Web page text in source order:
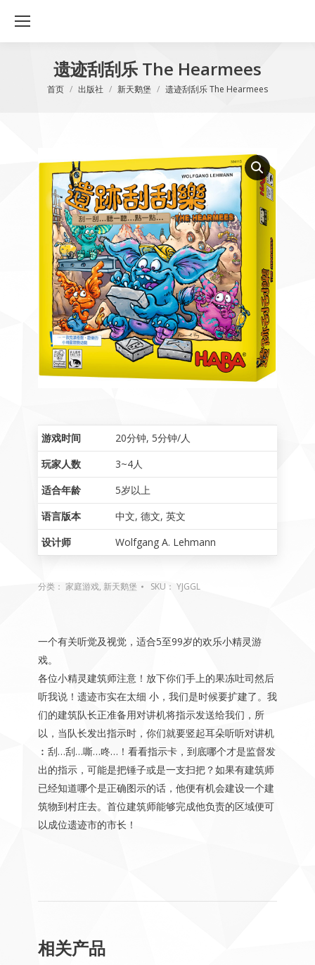
遗迹刮刮乐 The Hearmees
您在这里：
首页 出版社 新天鹅堡 遗迹刮刮乐 The Hearmees
游戏时间 20分钟, 5分钟/人
玩家人数
3~4人
适合年龄
5岁以上
语言版本
中文, 德文, 英文
设计师
Wolfgang A. Lehmann
分类： 家庭游戏, 新天鹅堡 SKU： YJGGL
一个有关听觉及视觉，适合5至99岁的欢乐小精灵游
戏。
各位小精灵建筑师注意！放下你们手上的果冻吐司然后
听我说！遗迹市实在太细 小，我们是时候要扩建了。我
们的建筑队长正准备用对讲机将指示发送给我们，所
以，当队长发出指示时，你们就要竖起耳朵听听对讲机
︰刮…刮…嘶…咚…！看看指示卡，到底哪个才是监督发
出的指示，可能是把锤子或是一支扫把？如果有建筑师
已经知道哪个是正确图示的话，他便有机会建设一个建
筑物到村庄去。首位建筑师能够完成他负责的区域便可
以成位遗迹市的市长！
相关产品